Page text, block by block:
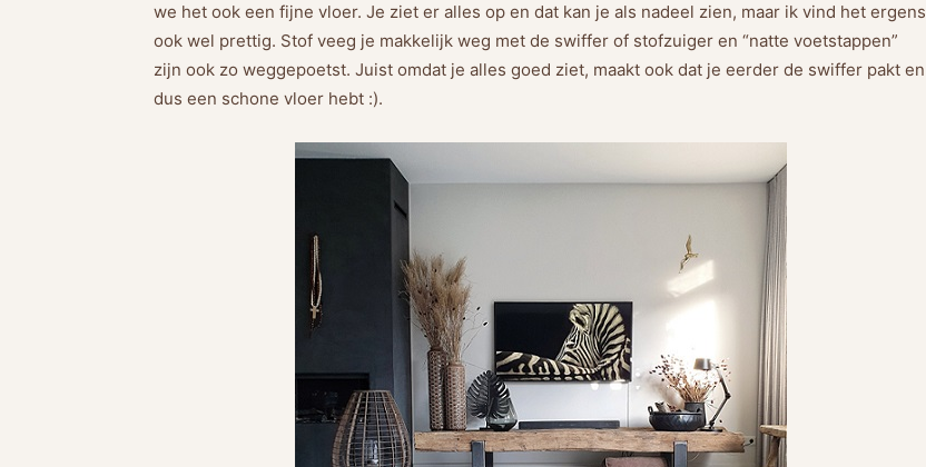
we het ook een fijne vloer. Je ziet er alles op en dat kan je als nadeel zien, maar ik vind het ergens
ook wel prettig. Stof veeg je makkelijk weg met de swiffer of stofzuiger en “natte voetstappen”
zijn ook zo weggepoetst. Juist omdat je alles goed ziet, maakt ook dat je eerder de swiffer pakt en
dus een schone vloer hebt :).